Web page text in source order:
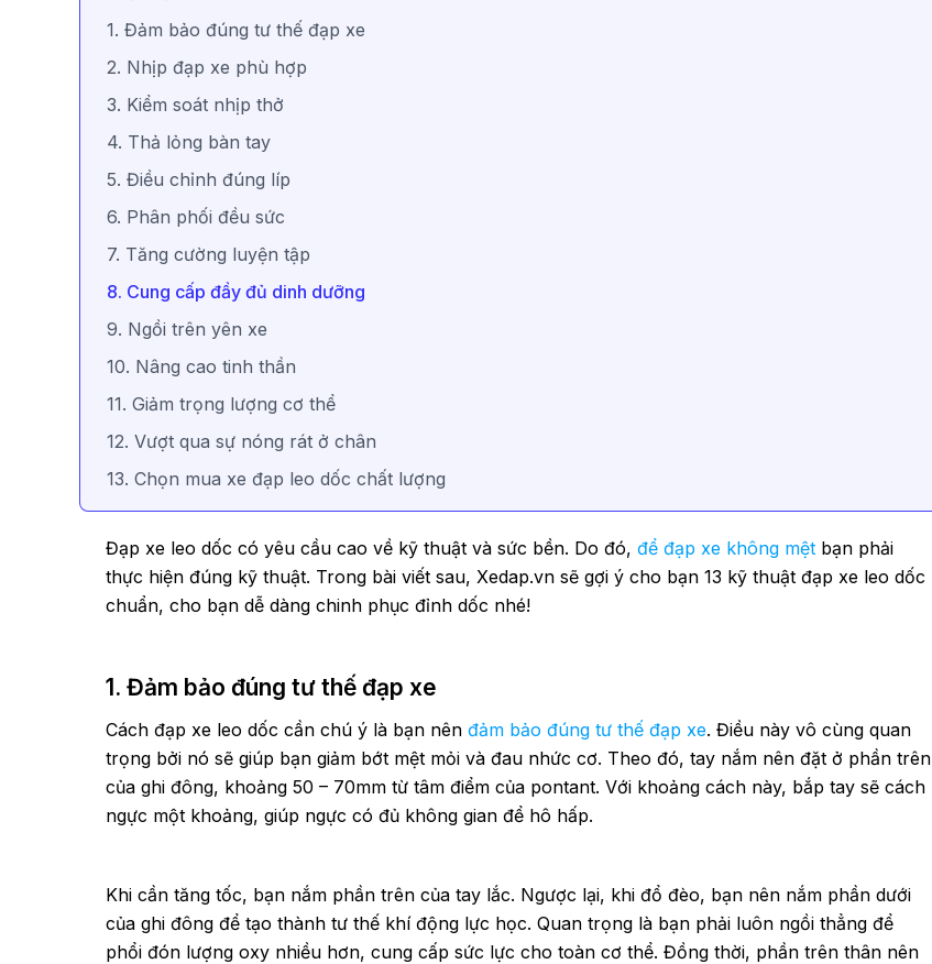
1. Đảm bảo đúng tư thế đạp xe
2. Nhịp đạp xe phù hợp
3. Kiểm soát nhịp thở
4. Thả lỏng bàn tay
5. Điều chỉnh đúng líp
6. Phân phối đều sức
7. Tăng cường luyện tập
8. Cung cấp đầy đủ dinh dưỡng
9. Ngồi trên yên xe
10. Nâng cao tinh thần
11. Giảm trọng lượng cơ thể
12. Vượt qua sự nóng rát ở chân
13. Chọn mua xe đạp leo dốc chất lượng
Đạp xe leo dốc có yêu cầu cao về kỹ thuật và sức bền. Do đó, để đạp xe không mệt bạn phải
thực hiện đúng kỹ thuật. Trong bài viết sau, Xedap.vn sẽ gợi ý cho bạn 13 kỹ thuật đạp xe leo dốc
chuẩn, cho bạn dễ dàng chinh phục đỉnh dốc nhé!
1. Đảm bảo đúng tư thế đạp xe
Cách đạp xe leo dốc cần chú ý là bạn nên đảm bảo đúng tư thế đạp xe. Điều này vô cùng quan
trọng bởi nó sẽ giúp bạn giảm bớt mệt mỏi và đau nhức cơ. Theo đó, tay nắm nên đặt ở phần trên
của ghi đông, khoảng 50 – 70mm từ tâm điểm của pontant. Với khoảng cách này, bắp tay sẽ cách
ngực một khoảng, giúp ngực có đủ không gian để hô hấp.
Khi cần tăng tốc, bạn nắm phần trên của tay lắc. Ngược lại, khi đổ đèo, bạn nên nắm phần dưới
của ghi đông để tạo thành tư thế khí động lực học. Quan trọng là bạn phải luôn ngồi thẳng để
phổi đón lượng oxy nhiều hơn, cung cấp sức lực cho toàn cơ thể. Đồng thời, phần trên thân nên